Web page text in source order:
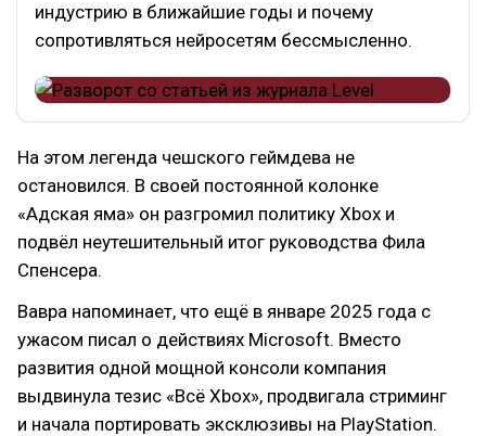
индустрию в ближайшие годы и почему
сопротивляться нейросетям бессмысленно.
На этом легенда чешского геймдева не
остановился. В своей постоянной колонке
«Адская яма» он разгромил политику Xbox и
подвёл неутешительный итог руководства Фила
Спенсера.
Вавра напоминает, что ещё в январе 2025 года с
ужасом писал о действиях Microsoft. Вместо
развития одной мощной консоли компания
выдвинула тезис «Всё Xbox», продвигала стриминг
и начала портировать эксклюзивы на PlayStation.